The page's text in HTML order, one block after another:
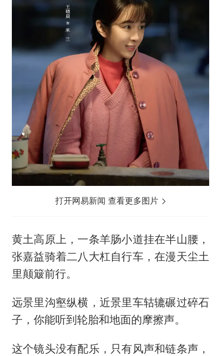
打开网易新闻 查看更多图片
黄土高原上，一条羊肠小道挂在半山腰，
张嘉益骑着二八大杠自行车，在漫天尘土
里颠簸前行。
远景里沟壑纵横，近景里车轱辘碾过碎石
子，你能听到轮胎和地面的摩擦声。
这个镜头没有配乐，只有风声和链条声，